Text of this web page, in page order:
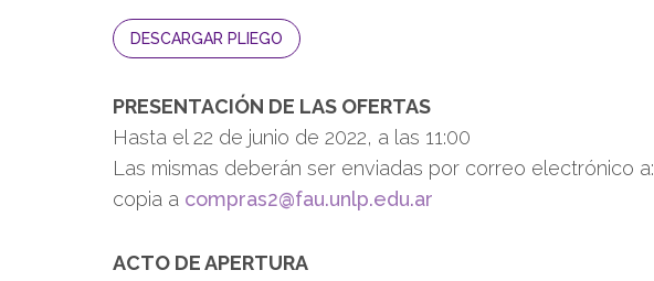
DESCARGAR PLIEGO
PRESENTACIÓN DE LAS OFERTAS
Hasta el 22 de junio de 2022, a las 11:00
Las mismas deberán ser enviadas por correo electrónico a:
copia a compras2@fau.unlp.edu.ar
ACTO DE APERTURA